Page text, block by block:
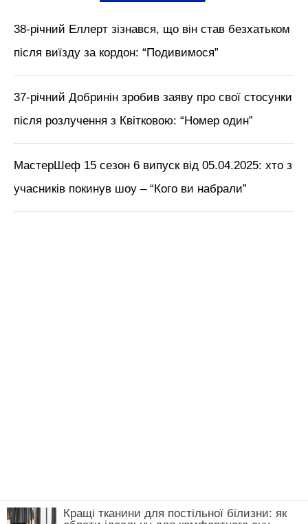
38-річний Еллерт зізнався, що він став безхатьком
після виїзду за кордон: “Подивимося”
37-річний Добринін зробив заяву про свої стосунки
після розлучення з Квітковою: “Номер один”
МастерШеф 15 сезон 6 випуск від 05.04.2025: хто з
учасників покинув шоу – “Кого ви набрали”
Кращі тканини для постільної білизни: як